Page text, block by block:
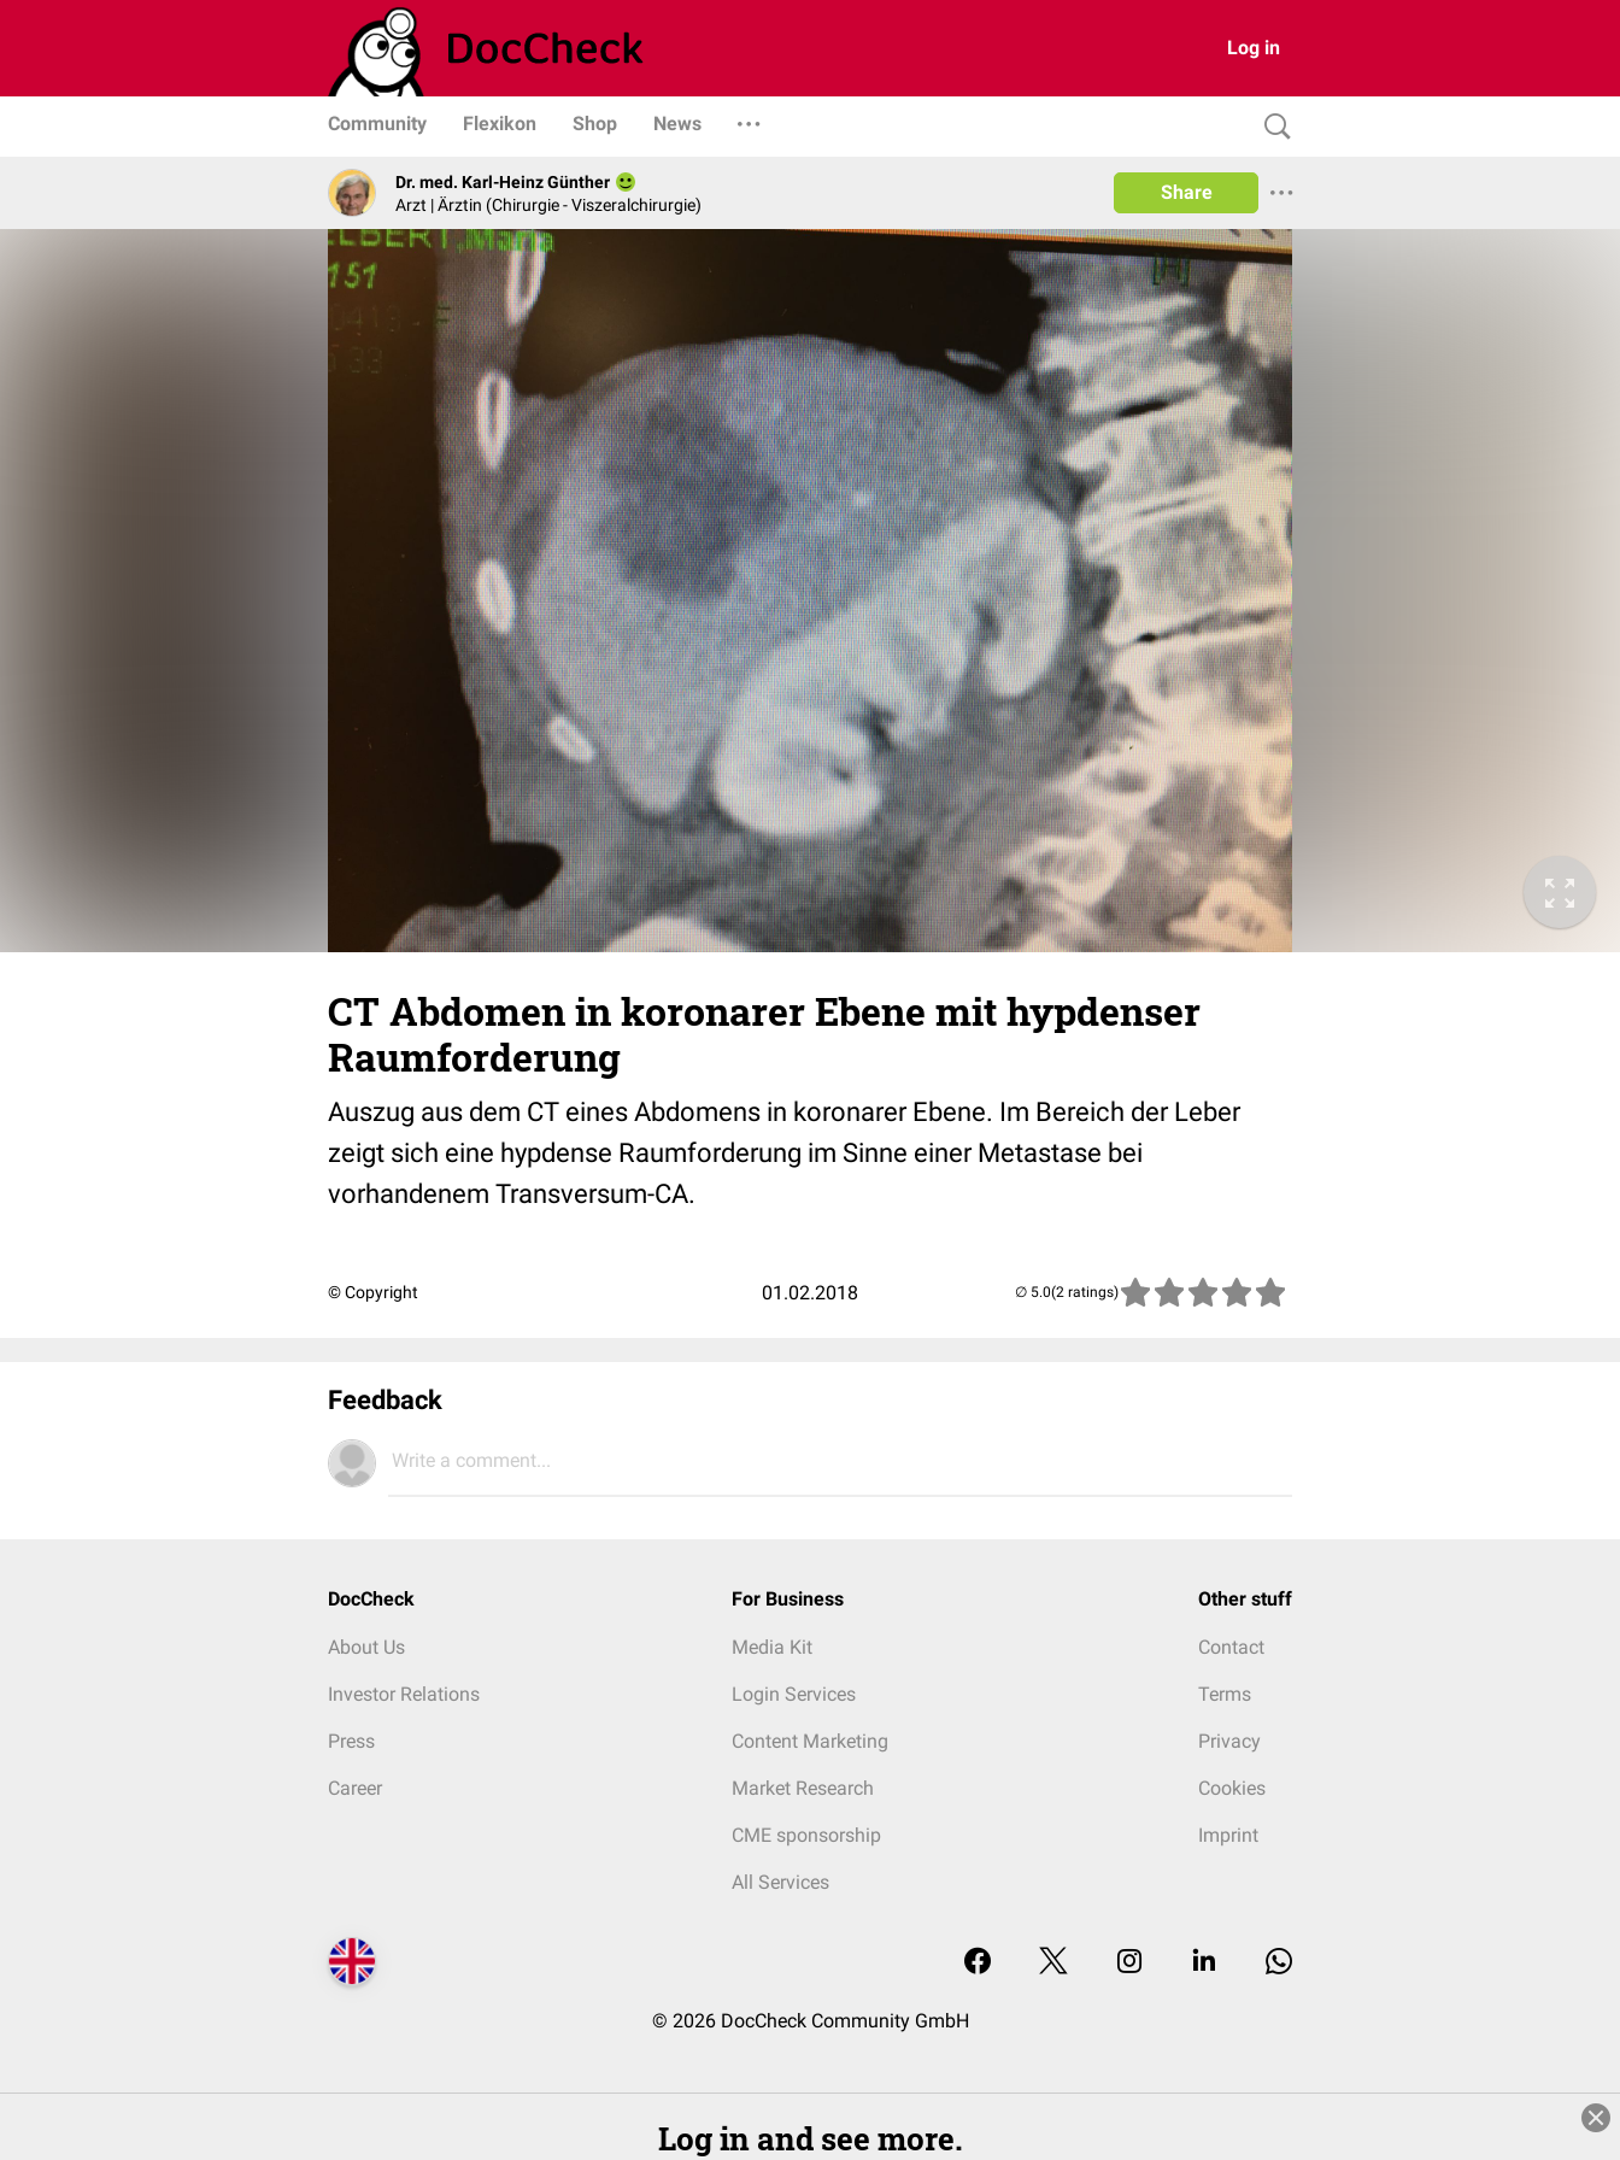
Log in
Community Flexikon Shop News
Dr. med. Karl-Heinz Günther
Arzt | Ärztin (Chirurgie - Viszeralchirurgie)
Share
CT Abdomen in koronarer Ebene mit hypdenser
Raumforderung
Auszug aus dem CT eines Abdomens in koronarer Ebene. Im Bereich der Leber
zeigt sich eine hypdense Raumforderung im Sinne einer Metastase bei
vorhandenem Transversum-CA.
© Copyright 01.02.2018 (2 ratings)
Feedback
Write a comment...
DocCheck
About Us
Investor Relations
Press
Career
For Business
Media Kit
Login Services
Content Marketing
Market Research
CME sponsorship
All Services
Other stuff
Contact
Terms
Privacy
Cookies
Imprint
© 2026 DocCheck Community GmbH
Log in and see more.